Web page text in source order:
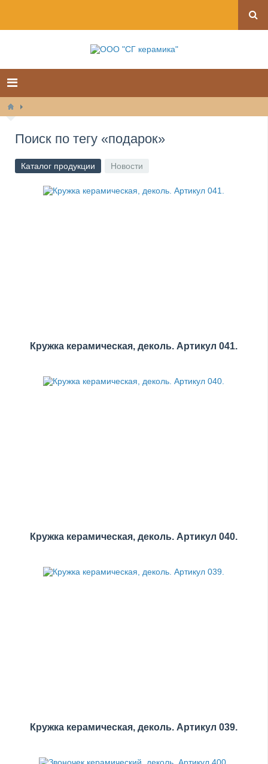
Поиск по тегу «подарок»
Каталог продукции Новости
Кружка керамическая, деколь. Артикул 041.
Кружка керамическая, деколь. Артикул 040.
Кружка керамическая, деколь. Артикул 039.